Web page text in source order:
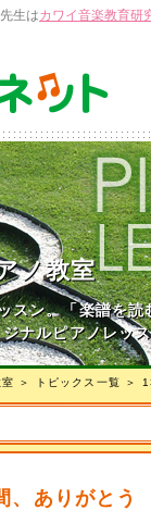
生はカワイ音楽教育研
ノ教室
スン。「楽譜を
ナルピアノレッ
＞ トピックス一覧 ＞
、ありがとう